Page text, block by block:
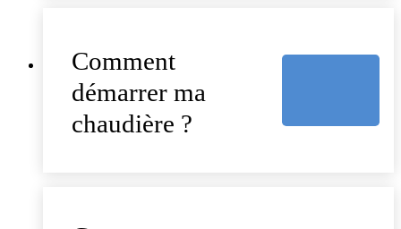
Comment
démarrer ma
chaudière ?